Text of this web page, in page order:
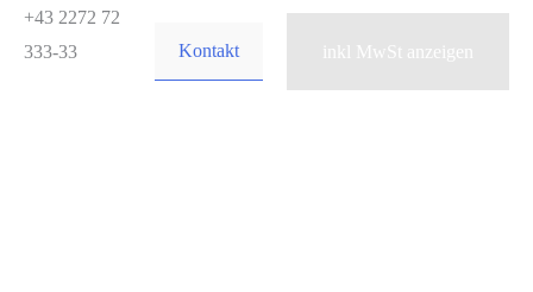
Zum
Inhalt
+43 2272 72
333-33
Kontakt